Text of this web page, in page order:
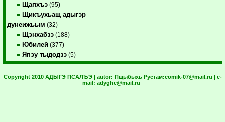
Щапхъэ (95)
Щикъухьащ адыгэр
дунеижьым (32)
Щэнхабзэ (188)
Юбилей (377)
Япэу тыдодзэ (5)
Copyright 2010 АДЫГЭ ПСАЛЪЭ | autor: Пщыбыхь Рустам:comik-07@mail.ru | e-
mail: adyghe@mail.ru